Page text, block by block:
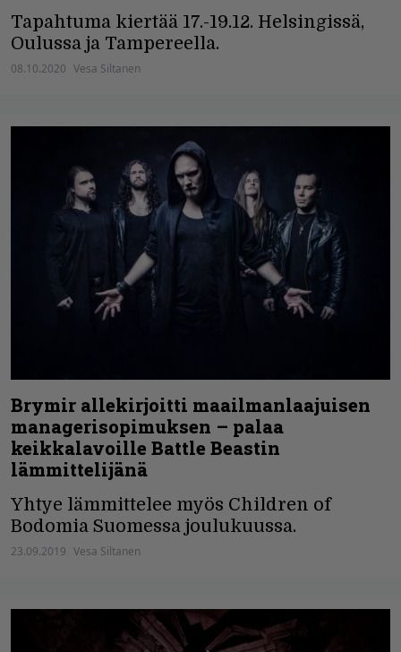
Tapahtuma kiertää 17.-19.12. Helsingissä,
Oulussa ja Tampereella.
08.10.2020 Vesa Siltanen
Brymir allekirjoitti maailmanlaajuisen
managerisopimuksen – palaa
keikkalavoille Battle Beastin
lämmittelijänä
Yhtye lämmittelee myös Children of
Bodomia Suomessa joulukuussa.
23.09.2019 Vesa Siltanen